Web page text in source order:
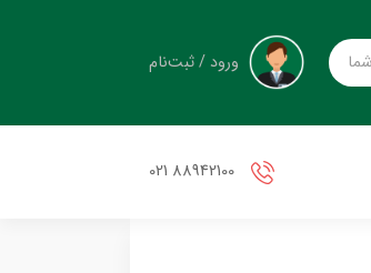
ورود / ثبت‌نام